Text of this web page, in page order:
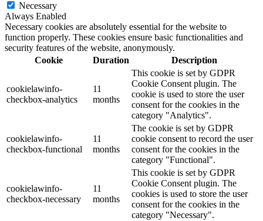
Necessary
Always Enabled
Necessary cookies are absolutely essential for the website to
function properly. These cookies ensure basic functionalities and
security features of the website, anonymously.
Cookie
Duration Description
cookielawinfo-
checkbox-analytics
11
months
This cookie is set by GDPR
Cookie Consent plugin. The
cookie is used to store the user
consent for the cookies in the
category "Analytics".
cookielawinfo-
checkbox-functional
11
months
The cookie is set by GDPR
cookie consent to record the user
consent for the cookies in the
category "Functional".
cookielawinfo-
checkbox-necessary
11
months
This cookie is set by GDPR
Cookie Consent plugin. The
cookies is used to store the user
consent for the cookies in the
category "Necessary".